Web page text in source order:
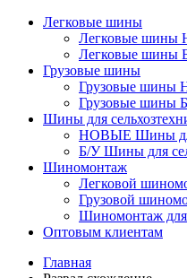
Легковые шины
Легковые
Легковые шины
Грузовые шины
Грузовые
Грузовые шины
Шины для
НОВЫЕ Шины
Б/У Шины для
Шиномонтаж
Легковой
Грузовой
Шиномонтаж для
Оптовым клиентам
Главная